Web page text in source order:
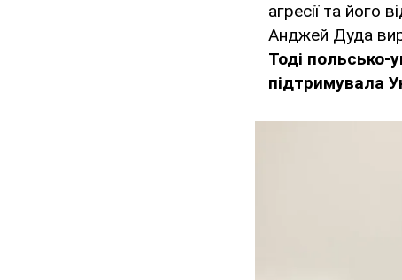
агресії та його
Анджей Дуда
Тоді польсько-
підтримувала